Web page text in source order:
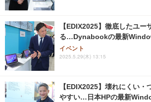
【EDIX2025】徹底したユー
る…Dynabookの最新
イベント
2025.5.29(木) 13:15
【EDIX2025】壊れにくい
やすい…日本HPの最新